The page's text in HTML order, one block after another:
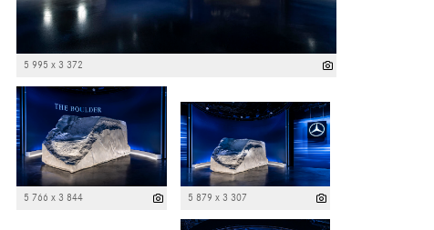
5 995 x 3 372
5 766 x 3 844 5 879 x 3 307